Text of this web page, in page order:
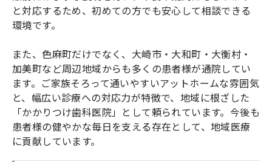
と対応するため、初めての方でも安心して相談できる
環境です。
また、色麻町だけでなく、大崎市・大和町・大衡村・
加美町など周辺地域からも多くの患者様が通院してい
ます。ご家族そろって通いやすいアットホームな雰囲気
と、幅広い診療への対応力が特徴で、地域に根ざした
「かかりつけ歯科医院」として頼られています。今後も
患者様の健やかな毎日を支える存在として、地域医療
に貢献しています。